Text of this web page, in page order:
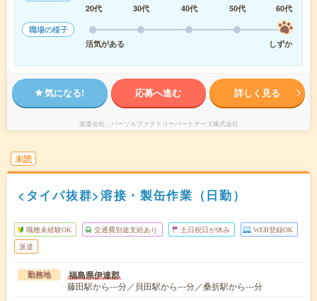
20代
30代 40代 50代
60代
職場の様子
活気がある
しずか
気になる! 応募へ進む 詳しく見る
派遣会社 パーソルファクトリーパートナーズ株式会社
未読
<タイパ抜群>溶接・製缶作業（日勤）
職種未経験OK 交通費別途支給あり 土日祝日が休み WEB登録OK
派遣
勤務地 福島県伊達郡
藤田駅から---分／貝田駅から---分／桑折駅から---分